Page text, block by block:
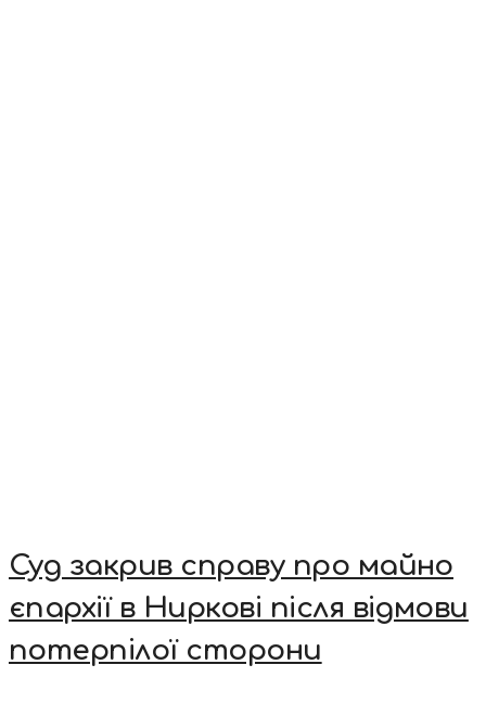
Суд закрив справу про майно
єпархії в Ниркові після відмови
потерпілої сторони